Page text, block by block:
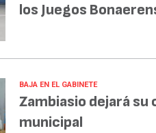
los Juegos
BAJA EN EL GABINETE
Zambiasio dejará
municipal